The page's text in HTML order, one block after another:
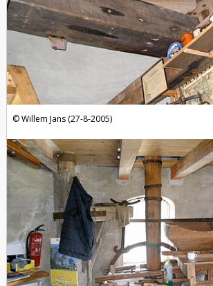
Willem Jans (27-8-2005)